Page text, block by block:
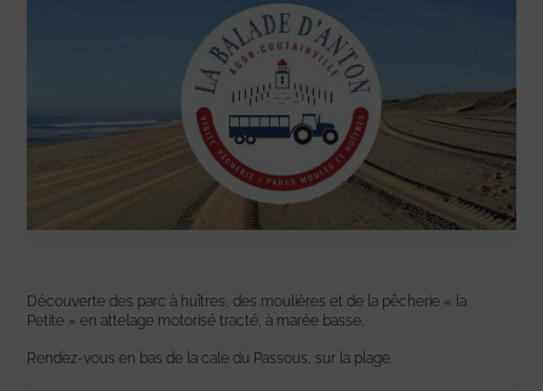
Découverte des parc à huîtres, des moulières et de la pêcherie « la
Petite » en attelage motorisé tracté, à marée basse.
Rendez-vous en bas de la cale du Passous, sur la plage.